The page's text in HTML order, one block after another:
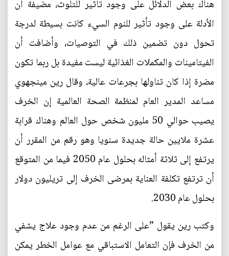
هناك بعض الدلائل على وجود تأثير للتلوث، مضيفة أن
الأدلة على وجود تأثير للنوم السيء كانت بسيطة لدرجة
تحول دون تضمين ذلك في التوصيات، وأضافت أن
الفيتامينات والمكملات الغذائية ليست مفيدة بل ربما تكون
مضرة إذا كان تناولها بجرعات عالية، وقال رين مينجهوي
مساعد المدير العام لمنظمة الصحة العالمية إن الخرف
يصيب حوالي 50 مليون شخص حول العالم وهناك قرابة
عشرة ملايين حالة جديدة سنويا وهو رقم من المقرر أن
يرتفع إلى ثلاثة أمثاله بحلول عام 2050 فيما من المتوقع
أن ترتفع تكلفة العناية بمرضى الخرف إلى تريليون دولار
بحلول عام 2030.
وكتب رين يقول ”على الرغم من عدم وجود علاج يشفي
من الخرف فإن التعامل الاستباقي مع عوامل الخطر يمكن